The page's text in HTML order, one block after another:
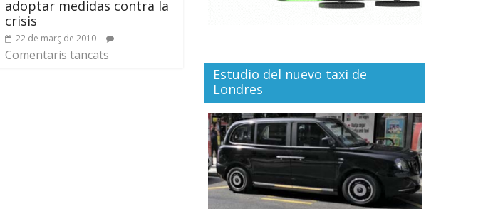
adoptar medidas contra la
crisis
22 de març de 2010
Comentaris tancats
Estudio del nuevo taxi de
Londres